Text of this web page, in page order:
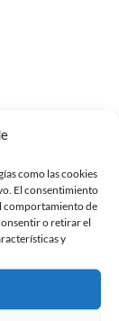
como las cookies
El consentimiento
comportamiento de
o retirar el
y
CE